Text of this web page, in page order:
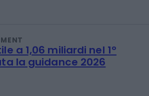
a 1,06 miliardi nel 1°
la guidance 2026